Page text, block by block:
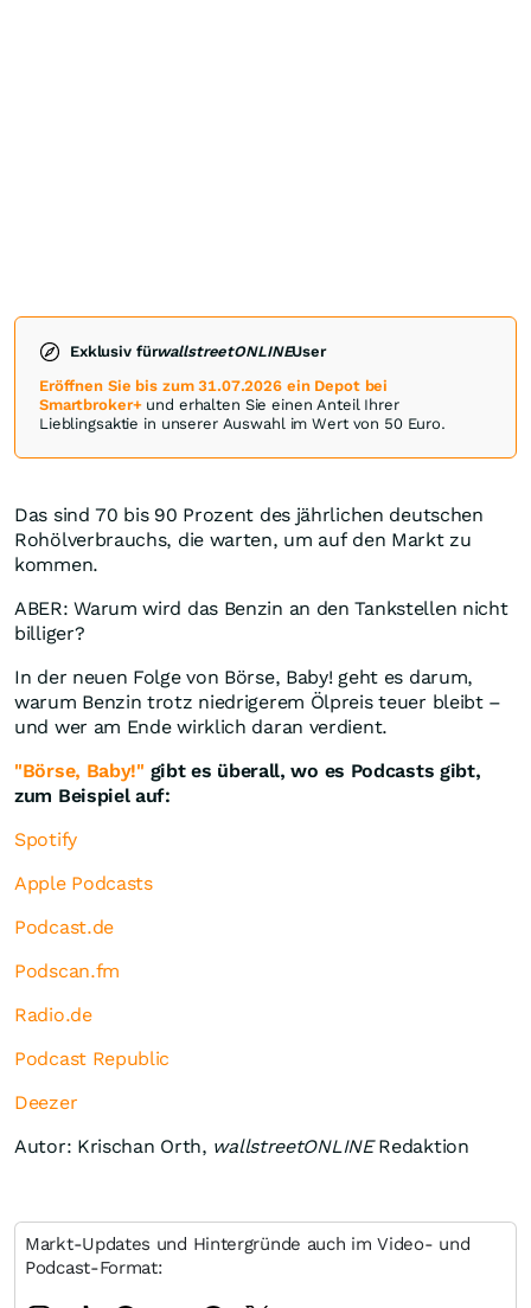
Exklusiv fürwallstreetONLINEUser
Eröffnen Sie bis zum 31.07.2026 ein Depot bei
Smartbroker+und erhalten Sie einen Anteil Ihrer
Lieblingsaktie in unserer Auswahl im Wert von 50 Euro.
Das sind 70 bis 90 Prozent des jährlichen deutschen
Rohölverbrauchs, die warten, um auf den Markt zu
kommen.
ABER: Warum wird das Benzin an den Tankstellen nicht
billiger?
In der neuen Folge von Börse, Baby! geht es darum,
warum Benzin trotz niedrigerem Ölpreis teuer bleibt –
und wer am Ende wirklich daran verdient.
"Börse, Baby!" gibt es überall, wo es Podcasts gibt,
zum Beispiel auf:
Spotify
Apple Podcasts
Podcast.de
Podscan.fm
Radio.de
Podcast Republic
Deezer
Autor: Krischan Orth, wallstreetONLINERedaktion
Markt-Updates und Hintergründe auch im Video- und
Podcast-Format: